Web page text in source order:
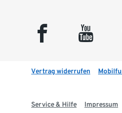
facebook youtube
Vertrag widerrufen
Service & Hilfe Impressum